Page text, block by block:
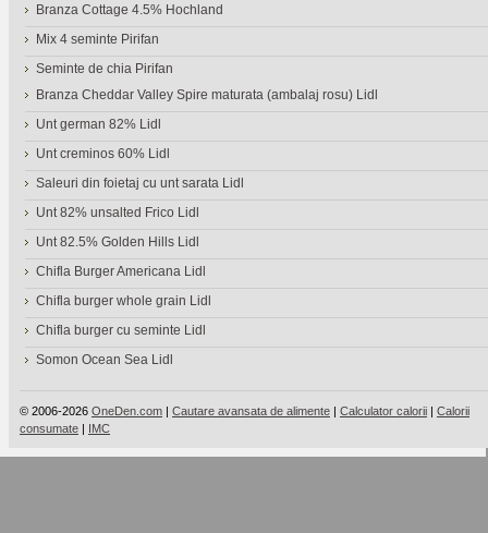
Branza Cottage 4.5% Hochland
Mix 4 seminte Pirifan
Seminte de chia Pirifan
Branza Cheddar Valley Spire maturata (ambalaj rosu) Lidl
Unt german 82% Lidl
Unt creminos 60% Lidl
Saleuri din foietaj cu unt sarata Lidl
Unt 82% unsalted Frico Lidl
Unt 82.5% Golden Hills Lidl
Chifla Burger Americana Lidl
Chifla burger whole grain Lidl
Chifla burger cu seminte Lidl
Somon Ocean Sea Lidl
© 2006-2026 OneDen.com | Cautare avansata de alimente | Calculator calorii | Calorii
consumate | IMC